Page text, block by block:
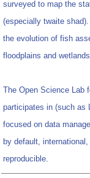
surveyed to map the
(especially twaite
the evolution of fish
floodplains and
The Open Science Lab
participates in (such as
focused on data
by default,
reproducible.